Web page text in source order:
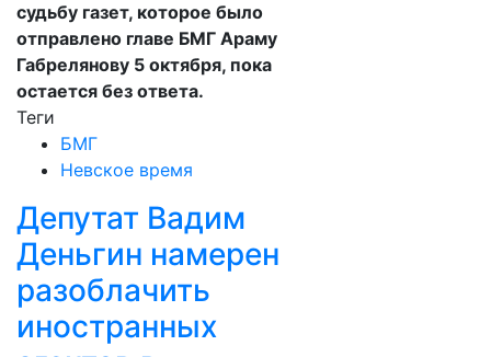
судьбу газет, которое было
отправлено главе БМГ Араму
Габрелянову 5 октября, пока
остается без ответа.
Теги
БМГ
Невское время
Депутат Вадим
Деньгин намерен
разоблачить
иностранных